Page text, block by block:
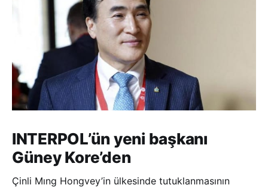
INTERPOL’ün yeni başkanı
Güney Kore’den
Çinli Mıng Hongvey’in ülkesinde tutuklanmasının